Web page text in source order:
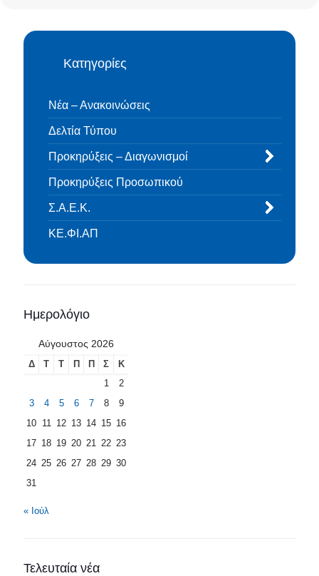
Κατηγορίες
Νέα – Ανακοινώσεις
Δελτία Τύπου
Προκηρύξεις – Διαγωνισμοί
Προκηρύξεις Προσωπικού
Σ.Α.Ε.Κ.
ΚΕ.ΦΙ.ΑΠ
Ημερολόγιο
Αύγουστος 2026
Δ Τ Τ Π Π Σ
Κ
1
2
3
4 5 6 7 8
9
10 11 12 13 14 15 16
17 18 19 20 21 22 23
24 25 26 27 28 29 30
31
« Ιούλ
Τελευταία νέα